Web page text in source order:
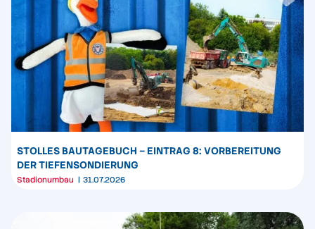
STOLLES BAUTAGEBUCH – EINTRAG 8: VORBEREITUNG
DER TIEFENSONDIERUNG
Stadionumbau 31.07.2026